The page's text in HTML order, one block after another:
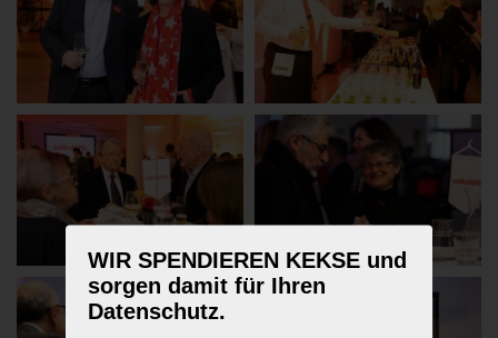
WIR SPENDIEREN KEKSE und
sorgen damit für Ihren
Datenschutz.